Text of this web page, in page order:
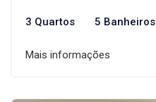
3 Quartos 5 Banheiros
Mais informações